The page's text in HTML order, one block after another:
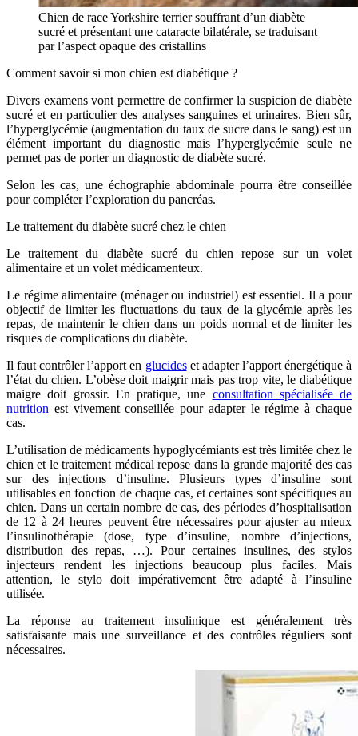
Chien de race Yorkshire terrier souffrant d’un diabète
sucré et présentant une cataracte bilatérale, se traduisant
par l’aspect opaque des cristallins
Comment savoir si mon chien est diabétique ?
Divers examens vont permettre de confirmer la suspicion de diabète
sucré et en particulier des analyses sanguines et urinaires. Bien sûr,
l’hyperglycémie (augmentation du taux de sucre dans le sang) est un
élément important du diagnostic mais l’hyperglycémie seule ne
permet pas de porter un diagnostic de diabète sucré.
Selon les cas, une échographie abdominale pourra être conseillée
pour compléter l’exploration du pancréas.
Le traitement du diabète sucré chez le chien
Le traitement du diabète sucré du chien repose sur un volet
alimentaire et un volet médicamenteux.
Le régime alimentaire (ménager ou industriel) est essentiel. Il a pour
objectif de limiter les fluctuations du taux de la glycémie après les
repas, de maintenir le chien dans un poids normal et de limiter les
risques de complications du diabète.
Il faut contrôler l’apport en glucideset adapter l’apport énergétique à
l’état du chien. L’obèse doit maigrir mais pas trop vite, le diabétique
maigre doit grossir. En pratique, une consultation spécialisée de
nutrition est vivement conseillée pour adapter le régime à chaque
cas.
L’utilisation de médicaments hypoglycémiants est très limitée chez le
chien et le traitement médical repose dans la grande majorité des cas
sur des injections d’insuline. Plusieurs types d’insuline sont
utilisables en fonction de chaque cas, et certaines sont spécifiques au
chien. Dans un certain nombre de cas, des périodes d’hospitalisation
de 12 à 24 heures peuvent être nécessaires pour ajuster au mieux
l’insulinothérapie (dose, type d’insuline, nombre d’injections,
distribution des repas, …). Pour certaines insulines, des stylos
injecteurs rendent les injections beaucoup plus faciles. Mais
attention, le stylo doit impérativement être adapté à l’insuline
utilisée.
La réponse au traitement insulinique est généralement très
satisfaisante mais une surveillance et des contrôles réguliers sont
nécessaires.